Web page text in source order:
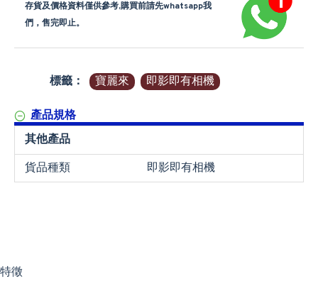
存貨及價格資料僅供參考,購買前請先whatsapp我
們，售完即止。
標籤： 寶麗來 即影即有相機
產品規格
其他產品
貨品種類
即影即有相機
特徵